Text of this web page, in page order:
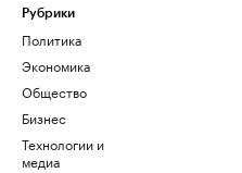
Рубрики
Политика
Экономика
Общество
Бизнес
Технологии и
медиа